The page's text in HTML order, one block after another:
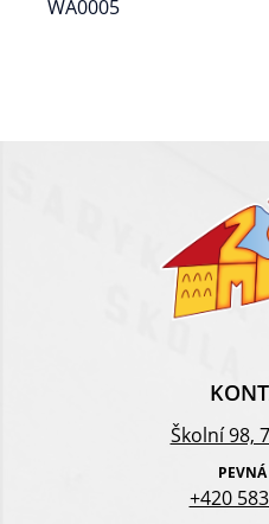
Školní 98,
+420